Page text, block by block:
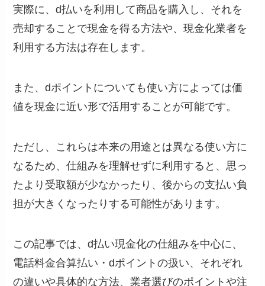
実際に、d払いを利用して商品を購入し、それを
売却することで現金を得る方法や、現金化業者を
利用する方法は存在します。
また、dポイントについても使い方によっては価
値を現金に近い形で活用することが可能です。
ただし、これらは本来の用途とは異なる使い方に
なるため、仕組みを理解せずに利用すると、思っ
たより受取額が少なかったり、後からの支払い負
担が大きくなったりする可能性があります。
この記事では、d払い現金化の仕組みを中心に、
電話料金合算払い・dポイントの扱い、それぞれ
の違いや具体的な方法、業者選びのポイントや注